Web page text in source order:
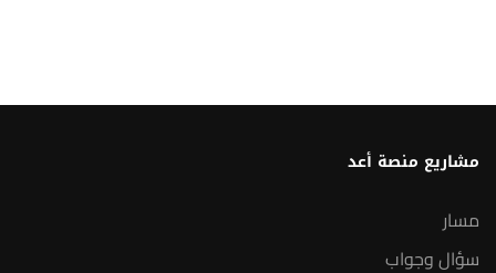
مشاريع منصة أعد
مسار
سؤال وجواب